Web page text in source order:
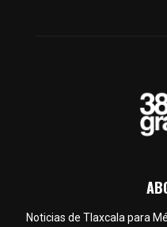
Noticias de Tlaxcala para